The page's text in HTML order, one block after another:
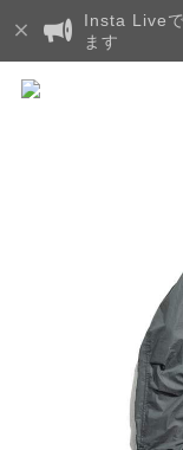
Insta Live
ます